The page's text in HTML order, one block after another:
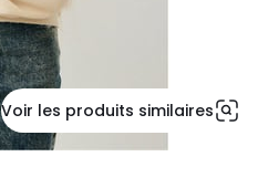
Voir les produits similaires